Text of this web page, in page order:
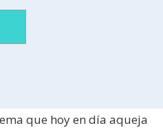
que hoy en día aqueja